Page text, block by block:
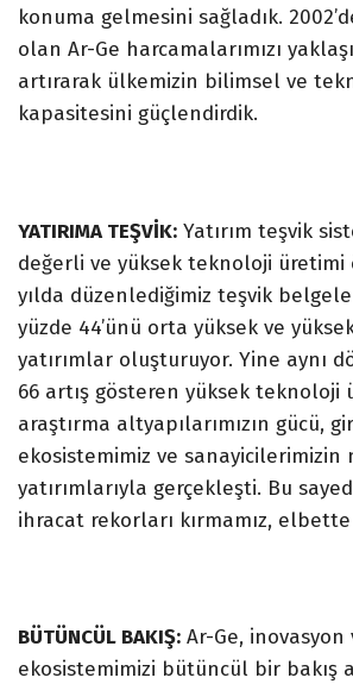
konuma gelmesini sağladık.
olan Ar-Ge harcamalarımızı
artırarak ülkemizin bilimsel ve
kapasitesini güçlendirdik.
YATIRIMA TEŞVİK: Yatırım teşvik
değerli ve yüksek teknoloji üretimi
yılda düzenlediğimiz teşvik
yüzde 44’ünü orta yüksek ve
yatırımlar oluşturuyor. Yine aynı
66 artış gösteren yüksek teknoloji
araştırma altyapılarımızın gücü,
ekosistemimiz ve sanayicilerimizin
yatırımlarıyla gerçekleşti. Bu
ihracat rekorları kırmamız,
BÜTÜNCÜL BAKIŞ: Ar-Ge,
ekosistemimizi bütüncül bir bakış